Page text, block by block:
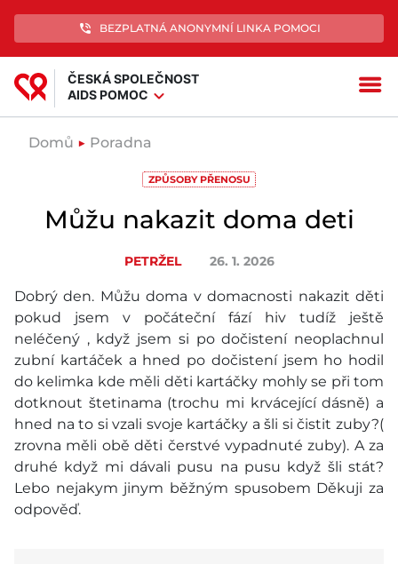
phone_in_talk BEZPLATNÁ ANONYMNÍ LINKA POMOCI
ČESKÁ SPOLEČNOST
AIDS POMOC expand_more menu
Domů ▶ Poradna
ZPŮSOBY PŘENOSU
Můžu nakazit doma deti
PETRŽEL 26. 1. 2026
Dobrý den. Můžu doma v domacnosti nakazit děti
pokud jsem v počáteční fází hiv tudíž ještě
neléčený , když jsem si po dočistení neoplachnul
zubní kartáček a hned po dočistení jsem ho hodil
do kelimka kde měli děti kartáčky mohly se při tom
dotknout štetinama (trochu mi krvácející dásně) a
hned na to si vzali svoje kartáčky a šli si čistit zuby?(
zrovna měli obě děti čerstvé vypadnuté zuby). A za
druhé když mi dávali pusu na pusu když šli stát?
Lebo nejakym jinym běžným spusobem Děkuji za
odpověď.